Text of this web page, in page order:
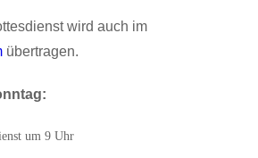
wird auch im
übertragen.
um 9 Uhr